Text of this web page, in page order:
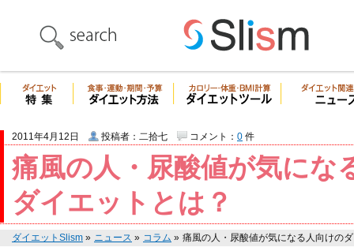
痛風の人・尿酸値が気にな
ダイエットとは？
2011年4月12日 投稿者：二拾七 コメント： 0 件
ダイエットSlism » ニュース » コラム » 痛風の人・尿酸値が気になる人向けの